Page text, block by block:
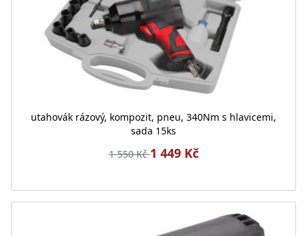
utahovák rázový, kompozit, pneu, 340Nm s hlavicemi,
sada 15ks
1 550 Kč1 449 Kč